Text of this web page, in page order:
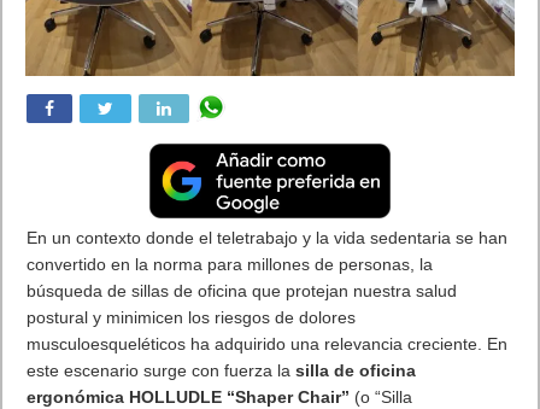
En un contexto donde el teletrabajo y la vida sedentaria se han
convertido en la norma para millones de personas, la
búsqueda de sillas de oficina que protejan nuestra salud
postural y minimicen los riesgos de dolores
musculoesqueléticos ha adquirido una relevancia creciente. En
este escenario surge con fuerza lasilla de oficina
ergonómica HOLLUDLE “Shaper Chair” (o “Silla